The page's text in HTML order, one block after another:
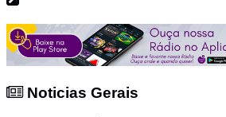
Noticias Gerais